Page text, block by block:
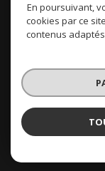
© 2026 | Tous
En poursuivant,
cookies par ce
contenus